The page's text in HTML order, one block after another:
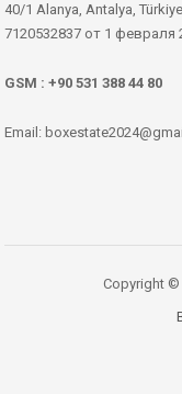
40/1 Alanya, Antalya,
7120532837 от 1 февраля
GSM : +90 531 388 44 80
Email:
Copyright ©